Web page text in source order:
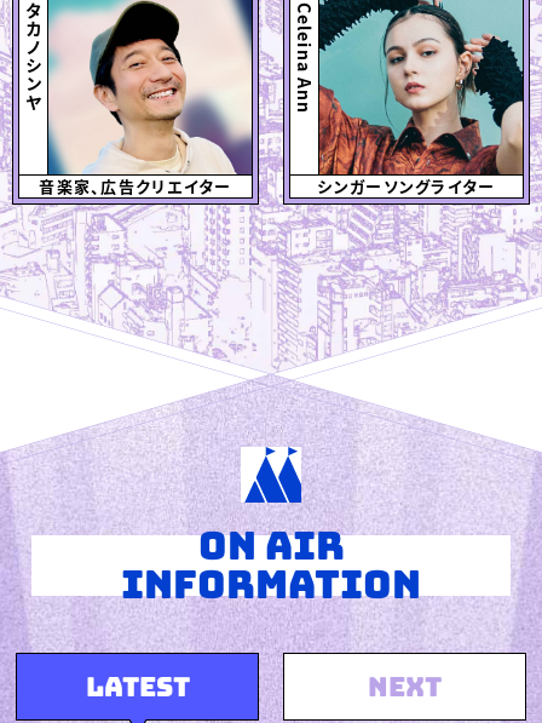
タカノシンヤ
音楽家、広告クリエイター
Celeina Ann
シンガーソングライター
ON AIR
INFORMATION
LATEST NEXT